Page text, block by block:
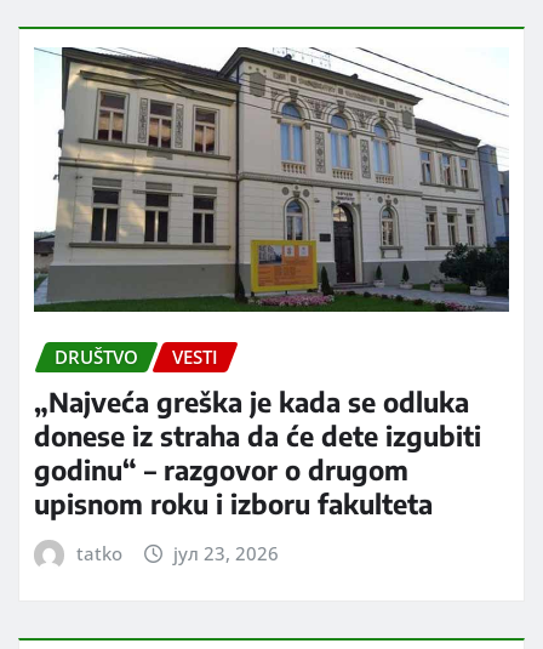
DRUŠTVO VESTI
„Najveća greška je kada se odluka
donese iz straha da će dete izgubiti
godinu“ – razgovor o drugom
upisnom roku i izboru fakulteta
tatko јул 23, 2026